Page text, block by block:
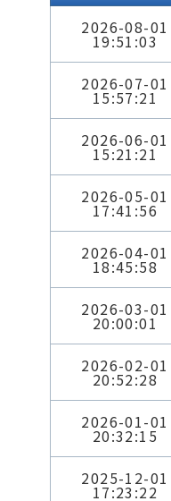
2026-08-01
19:51:03
2026-07-01
15:57:21
2026-06-01
15:21:21
2026-05-01
17:41:56
2026-04-01
18:45:58
2026-03-01
20:00:01
2026-02-01
20:52:28
2026-01-01
20:32:15
2025-12-01
17:23:22